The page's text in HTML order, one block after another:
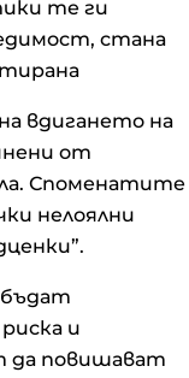
те ги
стана
вдигането на
от
Споменатите
нелоялни
бъдат
и
да повишават